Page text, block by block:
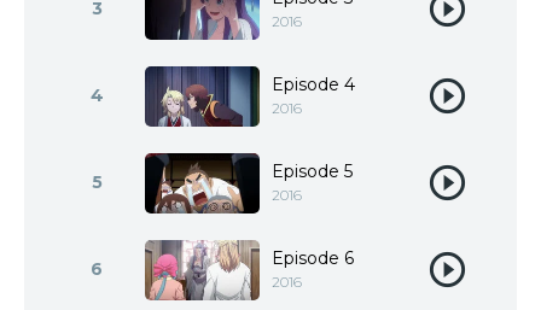
3
2016
4 Episode 4
2016
5 Episode 5
2016
6 Episode 6
2016